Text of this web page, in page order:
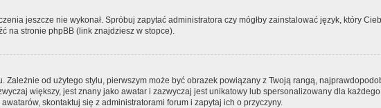
jeszcze nie wykonał. Spróbuj zapytać administratora czy mógłby zainstalować język, który
na stronie phpBB (link znajdziesz w stopce).
od użytego stylu, pierwszym może być obrazek powiązany z Twoją rangą,
większy, jest znany jako awatar i zazwyczaj jest unikatowy lub spersonalizowany dla
skontaktuj się z administratorami forum i zapytaj ich o przyczyny.